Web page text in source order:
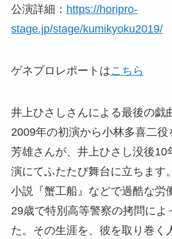
公演詳細： https://horipro-
stage.jp/stage/kumikyoku2019/
ゲネプロレポートはこちら
井上ひさしさんによる最後の戯
2009年の初演から小林多喜二役
芳雄さんが、井上ひさし没後10
演にてふたたび舞台に立ちます
小説『蟹工船』などで過酷な労
29歳で特別高等警察の拷問によ
た。その生涯を、彼を取り巻く